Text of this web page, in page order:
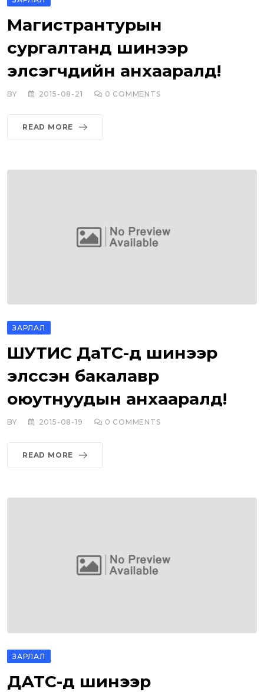
Магистрантурын
сургалтанд шинээр
элсэгчдийн анхааралд!
BY 2015-08-21 0 COMMENTS
READ MORE
ЗАРЛАЛ
ШУТИС ДаТС-д шинээр
элссэн бакалавр
оюутнуудын анхааралд!
BY 2015-08-19 0 COMMENTS
READ MORE
ЗАРЛАЛ
ДАТС-д шинээр